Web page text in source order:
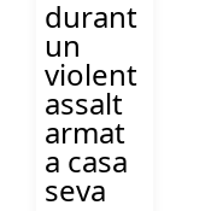
durant
un
violent
assalt
armat
a casa
seva